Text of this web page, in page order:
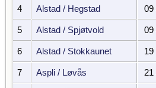
4 Alstad / Hegstad 09
5 Alstad / Spjøtvold 09
6 Alstad / Stokkaunet 19
7 Aspli / Løvås 21